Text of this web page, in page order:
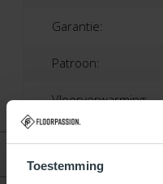
Toestemming
Beoordelingen
Garantie:
Patroon:
Vloerverwarming: